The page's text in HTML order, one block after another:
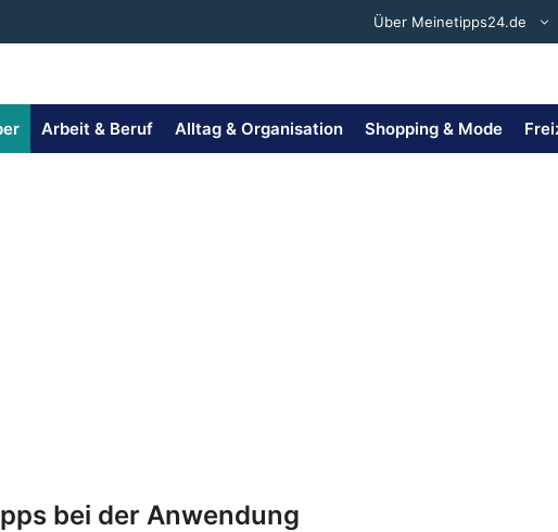
Über Meinetipps24.de
Arbeit & Beruf Alltag & Organisation Shopping & Mode
bei der Anwendung